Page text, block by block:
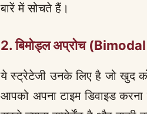
बारें में सोचते हैं।
2.बिमोड्ल अप्रोच
ये स्ट्रेटेजी उनके लिए है जो खुद
आपको अपना टाइम डिवाइड